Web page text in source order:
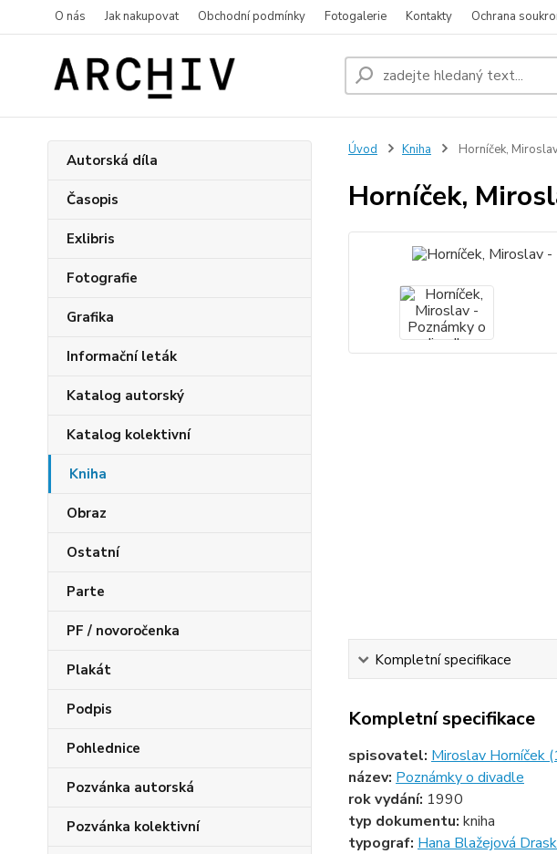
O nás Jak nakupovat Obchodní podmínky Fotogalerie Kontakty Ochrana
Autorská díla
Časopis
Exlibris
Fotografie
Grafika
Informační leták
Katalog autorský
Katalog kolektivní
Kniha
Obraz
Ostatní
Parte
PF / novoročenka
Plakát
Podpis
Pohlednice
Pozvánka autorská
Pozvánka kolektivní
Úvod Kniha Horníček,
Horníček,
Kompletní specifikace
Kompletní specifikace
spisovatel: Miroslav Horníček
název: Poznámky o divadle
rok vydání: 1990
typ dokumentu: kniha
typograf: Hana Blažejová